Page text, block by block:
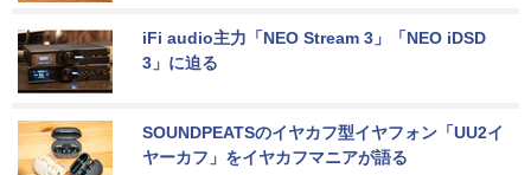
iFi audio主力「NEO Stream 3」「NEO iDSD
3」に迫る
SOUNDPEATSのイヤカフ型イヤフォン「UU2イ
ヤーカフ」をイヤカフマニアが語る